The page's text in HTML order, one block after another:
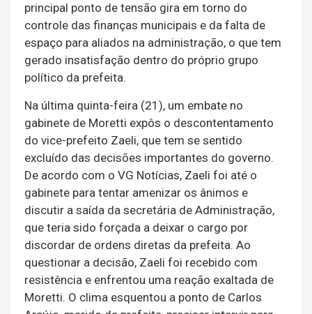
principal ponto de tensão gira em torno do
controle das finanças municipais e da falta de
espaço para aliados na administração, o que tem
gerado insatisfação dentro do próprio grupo
político da prefeita.
Na última quinta-feira (21), um embate no
gabinete de Moretti expôs o descontentamento
do vice-prefeito Zaeli, que tem se sentido
excluído das decisões importantes do governo.
De acordo com o VG Notícias, Zaeli foi até o
gabinete para tentar amenizar os ânimos e
discutir a saída da secretária de Administração,
que teria sido forçada a deixar o cargo por
discordar de ordens diretas da prefeita. Ao
questionar a decisão, Zaeli foi recebido com
resistência e enfrentou uma reação exaltada de
Moretti. O clima esquentou a ponto de Carlos